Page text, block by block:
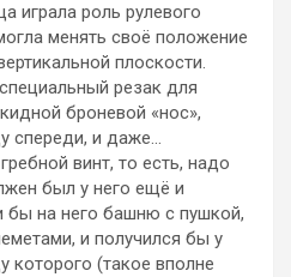
играла роль рулевого
менять своё положение
плоскости.
резак для
броневой «нос»,
спереди, и даже…
винт, то есть, надо
был у него ещё и
бы на него башню с пушкой,
и получился бы у
которого (такое вполне